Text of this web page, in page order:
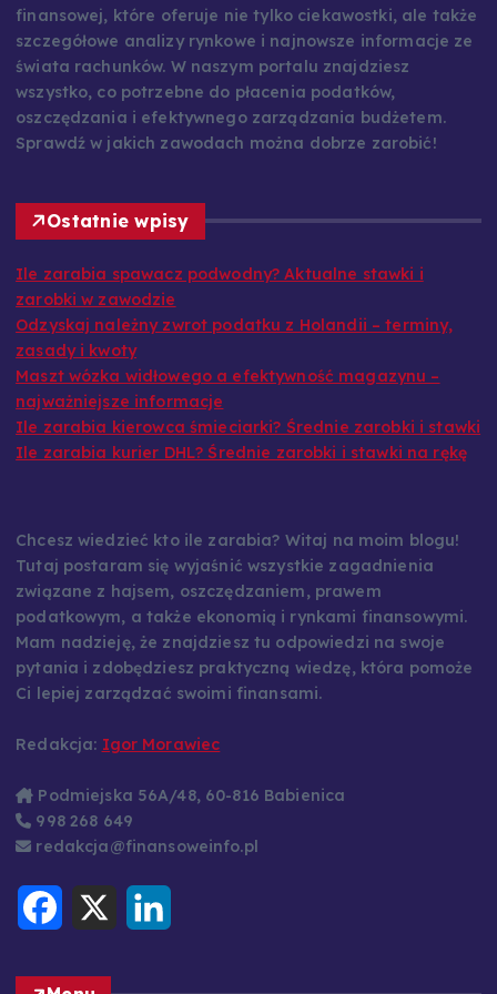
finansowej, które oferuje nie tylko ciekawostki, ale także
szczegółowe analizy rynkowe i najnowsze informacje ze
świata rachunków. W naszym portalu znajdziesz
wszystko, co potrzebne do płacenia podatków,
oszczędzania i efektywnego zarządzania budżetem.
Sprawdź w jakich zawodach można dobrze zarobić!
Ostatnie wpisy
Ile zarabia spawacz podwodny? Aktualne stawki i
zarobki w zawodzie
Odzyskaj należny zwrot podatku z Holandii – terminy,
zasady i kwoty
Maszt wózka widłowego a efektywność magazynu –
najważniejsze informacje
Ile zarabia kierowca śmieciarki? Średnie zarobki i stawki
Ile zarabia kurier DHL? Średnie zarobki i stawki na rękę
Chcesz wiedzieć kto ile zarabia? Witaj na moim blogu!
Tutaj postaram się wyjaśnić wszystkie zagadnienia
związane z hajsem, oszczędzaniem, prawem
podatkowym, a także ekonomią i rynkami finansowymi.
Mam nadzieję, że znajdziesz tu odpowiedzi na swoje
pytania i zdobędziesz praktyczną wiedzę, która pomoże
Ci lepiej zarządzać swoimi finansami.
Redakcja: Igor Morawiec
Podmiejska 56A/48, 60-816 Babienica
998 268 649
redakcja@finansoweinfo.pl
o
X